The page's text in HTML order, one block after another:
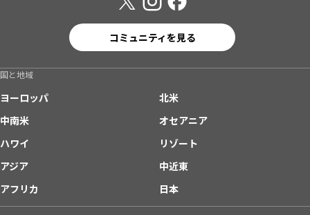
コミュニティを見る
国と地域
ヨーロッパ
北米
中南米
オセアニア
ハワイ
リゾート
アジア
中近東
アフリカ
日本